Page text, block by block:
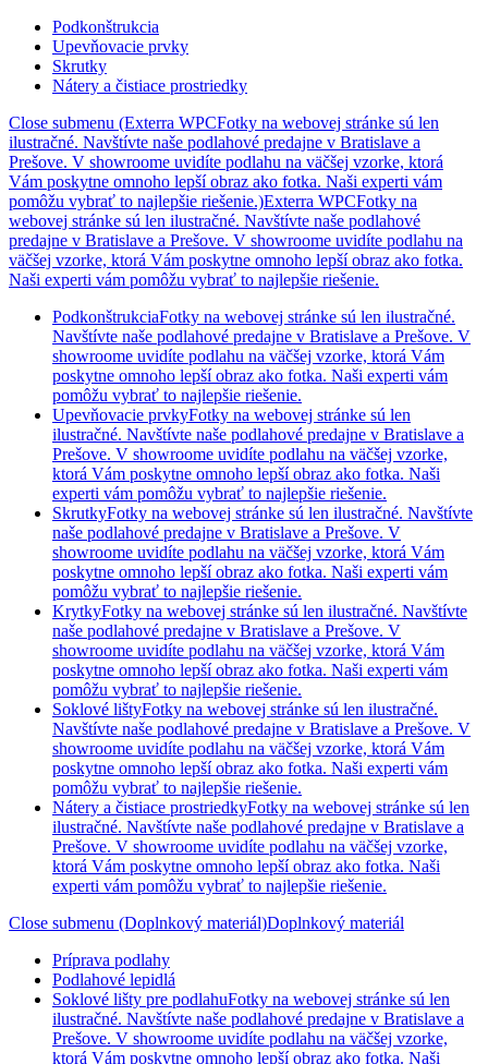
Podkonštrukcia
Upevňovacie prvky
Skrutky
Nátery a čistiace prostriedky
Close submenu (Exterra WPCFotky na webovej stránke sú len
ilustračné. Navštívte naše podlahové predajne v Bratislave a
Prešove. V showroome uvidíte podlahu na väčšej vzorke, ktorá
Vám poskytne omnoho lepší obraz ako fotka. Naši experti vám
pomôžu vybrať to najlepšie riešenie.)Exterra WPCFotky na
webovej stránke sú len ilustračné. Navštívte naše podlahové
predajne v Bratislave a Prešove. V showroome uvidíte podlahu na
väčšej vzorke, ktorá Vám poskytne omnoho lepší obraz ako fotka.
Naši experti vám pomôžu vybrať to najlepšie riešenie.
PodkonštrukciaFotky na webovej stránke sú len ilustračné.
Navštívte naše podlahové predajne v Bratislave a Prešove. V
showroome uvidíte podlahu na väčšej vzorke, ktorá Vám
poskytne omnoho lepší obraz ako fotka. Naši experti vám
pomôžu vybrať to najlepšie riešenie.
Upevňovacie prvkyFotky na webovej stránke sú len
ilustračné. Navštívte naše podlahové predajne v Bratislave a
Prešove. V showroome uvidíte podlahu na väčšej vzorke,
ktorá Vám poskytne omnoho lepší obraz ako fotka. Naši
experti vám pomôžu vybrať to najlepšie riešenie.
SkrutkyFotky na webovej stránke sú len ilustračné. Navštívte
naše podlahové predajne v Bratislave a Prešove. V
showroome uvidíte podlahu na väčšej vzorke, ktorá Vám
poskytne omnoho lepší obraz ako fotka. Naši experti vám
pomôžu vybrať to najlepšie riešenie.
KrytkyFotky na webovej stránke sú len ilustračné. Navštívte
naše podlahové predajne v Bratislave a Prešove. V
showroome uvidíte podlahu na väčšej vzorke, ktorá Vám
poskytne omnoho lepší obraz ako fotka. Naši experti vám
pomôžu vybrať to najlepšie riešenie.
Soklové lištyFotky na webovej stránke sú len ilustračné.
Navštívte naše podlahové predajne v Bratislave a Prešove. V
showroome uvidíte podlahu na väčšej vzorke, ktorá Vám
poskytne omnoho lepší obraz ako fotka. Naši experti vám
pomôžu vybrať to najlepšie riešenie.
Nátery a čistiace prostriedkyFotky na webovej stránke sú len
ilustračné. Navštívte naše podlahové predajne v Bratislave a
Prešove. V showroome uvidíte podlahu na väčšej vzorke,
ktorá Vám poskytne omnoho lepší obraz ako fotka. Naši
experti vám pomôžu vybrať to najlepšie riešenie.
Close submenu (Doplnkový materiál)Doplnkový materiál
Príprava podlahy
Podlahové lepidlá
Soklové lišty pre podlahuFotky na webovej stránke sú len
ilustračné. Navštívte naše podlahové predajne v Bratislave a
Prešove. V showroome uvidíte podlahu na väčšej vzorke,
ktorá Vám poskytne omnoho lepší obraz ako fotka. Naši